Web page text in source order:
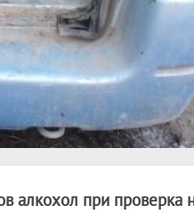
алкохол при проверка